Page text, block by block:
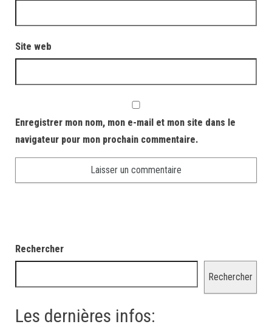
Site web
Enregistrer mon nom, mon e-mail et mon site dans le
navigateur pour mon prochain commentaire.
Rechercher
Rechercher
Les dernières infos: